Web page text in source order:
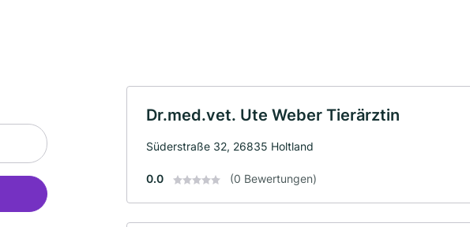
Dr.med.vet. Ute Weber Tierärztin
Süderstraße 32, 26835 Holtland
0.0 (0 Bewertungen)